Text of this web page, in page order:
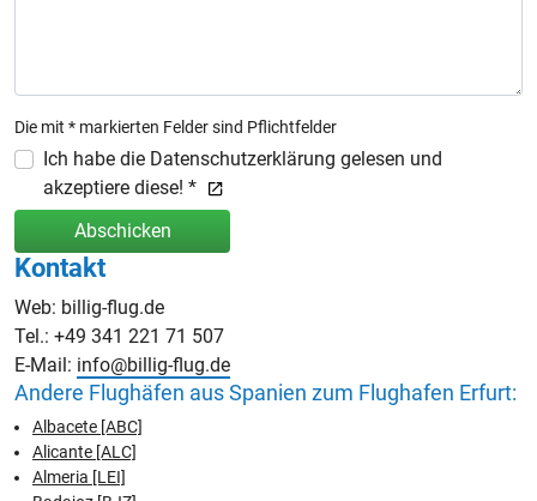
Die mit * markierten Felder sind Pflichtfelder
Ich habe die Datenschutzerklärung gelesen und
akzeptiere diese! *
Abschicken
Kontakt
Web: billig-flug.de
Tel.: +49 341 221 71 507
E-Mail: info@billig-flug.de
Andere Flughäfen aus Spanien zum Flughafen Erfurt:
Albacete [ABC]
Alicante [ALC]
Almeria [LEI]